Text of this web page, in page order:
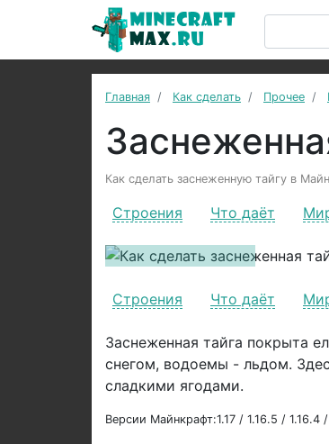
Главная Как сделать Прочее
Как сделать заснеженную тайгу в
Строения Что даёт
Previous
Строения
Что даёт
Заснеженная тайга покрыта
снегом, водоемы - льдом.
сладкими ягодами.
Версии Майнкрафт:1.17 / 1.16.5 / 1.16.4 /